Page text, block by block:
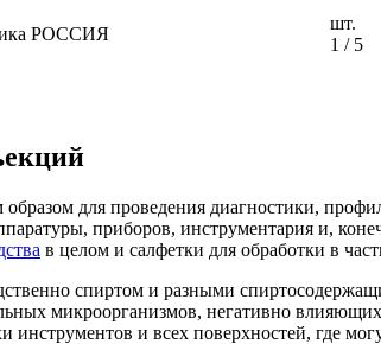
РОССИЯ
шт.
1 / 5
для проведения диагностики,
приборов, инструментария и,
в целом и салфетки для обработки в
спиртом и разными
микроорганизмов, негативно
и всех поверхностей, где